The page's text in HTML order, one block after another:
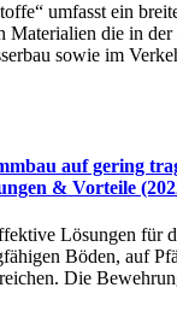
umfasst ein
Materialien die in
sowie im
auf gering
& Vorteile
Lösungen für
Böden, auf
Die